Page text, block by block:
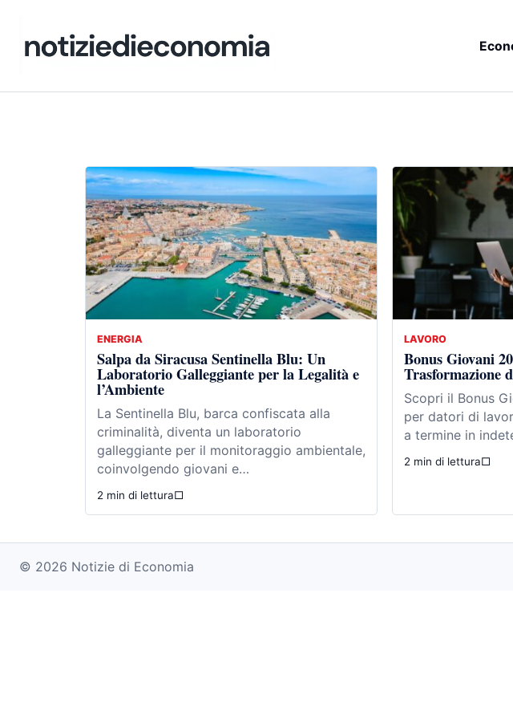
ENERGIA
Salpa da Siracusa Sentinella Blu: Un
Laboratorio Galleggiante per la Legalità e
l’Ambiente
La Sentinella Blu, barca confiscata alla
criminalità, diventa un laboratorio
galleggiante per il monitoraggio ambientale,
coinvolgendo giovani e…
2 min di lettura□
LAVORO
Bonus Giovani
Trasformazione
Scopri il Bonus
per datori di
a termine in
2 min di lettura□
© 2026 Notizie di Economia